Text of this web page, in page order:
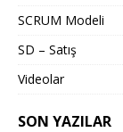
SCRUM Modeli
SD – Satış
Videolar
SON YAZILAR